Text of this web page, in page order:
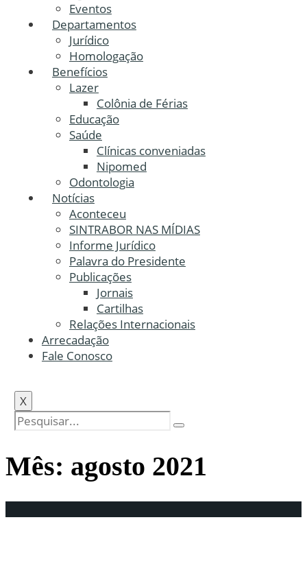
Eventos
Departamentos
Jurídico
Homologação
Benefícios
Lazer
Colônia de Férias
Educação
Saúde
Clínicas conveniadas
Nipomed
Odontologia
Notícias
Aconteceu
SINTRABOR NAS MÍDIAS
Informe Jurídico
Palavra do Presidente
Publicações
Jornais
Cartilhas
Relações Internacionais
Arrecadação
Fale Conosco
X
Mês: agosto 2021